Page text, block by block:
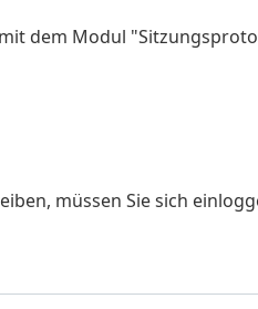
dem Modul
müssen Sie sich